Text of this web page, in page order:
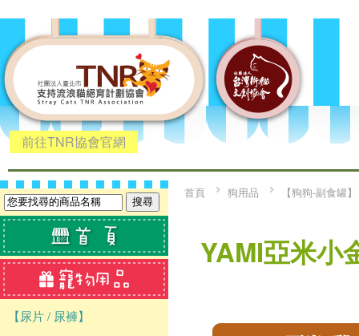
前往TNR協會官網
【尿片 / 尿褲】
首頁 狗用品 【狗狗-副食罐】
YAMI亞米小